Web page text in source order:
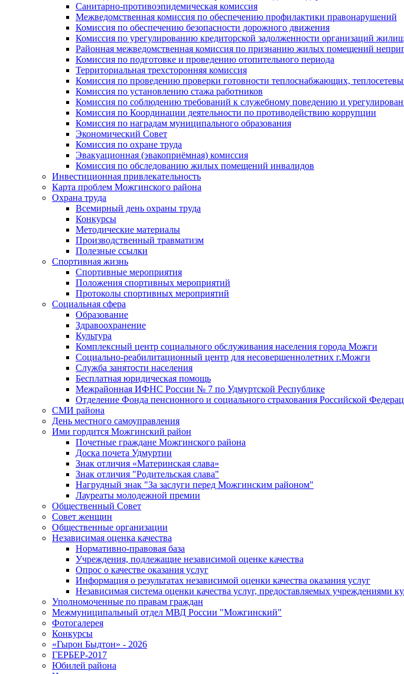
Санитарно-противоэпидемическая комиссия
Межведомственная комиссия по обеспечению профилактики правонарушений
Комиссия по обеспечению безопасности дорожного движения
Комиссия по урегулированию кредиторской задолженности организаций
Районная межведомственная комиссия по признанию жилых помещений
Комиссия по подготовке и проведению отопительного периода
Территориальная трехсторонняя комиссия
Комиссия по проведению проверки готовности теплоснабжающих,
Комиссия по установлению стажа работников
Комиссия по соблюдению требований к служебному поведению и
Комиссия по Координации деятельности по противодействию коррупции
Комиссия по наградам муниципального образования
Экономический Совет
Комиссия по охране труда
Эвакуационная (эвакоприёмная) комиссия
Комиссия по обследованию жилых помещений инвалидов
Инвестиционная привлекательность
Карта проблем Можгинского района
Охрана труда
Всемирный день охраны труда
Конкурсы
Методические материалы
Производственный травматизм
Полезные ссылки
Спортивная жизнь
Спортивные мероприятия
Положения спортивных мероприятий
Протоколы спортивных мероприятий
Социальная сфера
Образование
Здравоохранение
Культура
Комплексный центр социального обслуживания населения города Можги
Социально-реабилитационный центр для несовершеннолетних г.Можги
Служба занятости населения
Бесплатная юридическая помощь
Межрайонная ИФНС России № 7 по Удмуртской Республике
Отделение Фонда пенсионного и социального страхования Российской
СМИ района
День местного самоуправления
Ими гордится Можгинский район
Почетные граждане Можгинского района
Доска почета Удмуртии
Знак отличия «Материнская слава»
Знак отличия "Родительская слава"
Нагрудный знак "За заслуги перед Можгинским районом"
Лауреаты молодежной премии
Общественный Совет
Совет женщин
Общественные организации
Независимая оценка качества
Нормативно-правовая база
Учреждения, подлежащие независимой оценке качества
Опрос о качестве оказания услуг
Информация о результатах независимой оценки качества оказания услуг
Независимая система оценки качества услуг, предоставляемых учреждениями
Уполномоченные по правам граждан
Межмуниципальный отдел МВД России "Можгинский"
Фотогалерея
Конкурсы
«Гырон Быдтон» - 2026
ГЕРБЕР-2017
Юбилей района